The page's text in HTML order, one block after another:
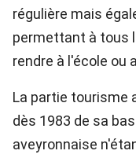
régulière mais
permettant à tous
rendre à l'école ou
La partie tourisme
dès 1983 de sa
aveyronnaise